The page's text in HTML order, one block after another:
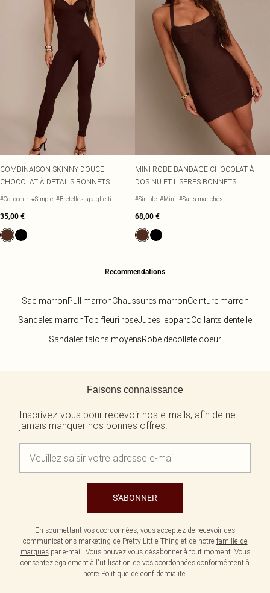
COMBINAISON SKINNY DOUCE
CHOCOLAT À DÉTAILS BONNETS
#Col coeur #Simple #Bretelles spaghetti
35,00 €
MINI ROBE BANDAGE CHOCOLAT À
DOS NU ET LISÉRÉS BONNETS
#Simple #Mini #Sans manches
68,00 €
Recommendations
Sac marronPull marronChaussures marronCeinture marron
Sandales marronTop fleuri roseJupes leopardCollants dentelle
Sandales talons moyensRobe decollete coeur
Faisons connaissance
Inscrivez-vous pour recevoir nos e-mails, afin de ne
jamais manquer nos bonnes offres.
S'ABONNER
En soumettant vos coordonnées, vous acceptez de recevoir des
communications marketing de Pretty Little Thing et de notre famille de
marquespar e-mail. Vous pouvez vous désabonner à tout moment. Vous
consentez également à l'utilisation de vos coordonnées conformément à
notre Politique de confidentialité.